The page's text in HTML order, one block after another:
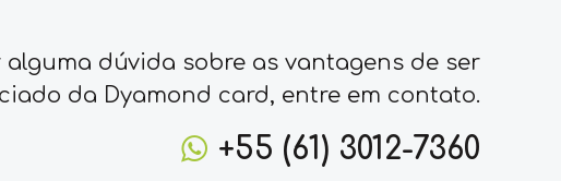
alguma dúvida sobre as vantagens de ser
da Dyamond card, entre em contato.
+55 (61) 3012-7360